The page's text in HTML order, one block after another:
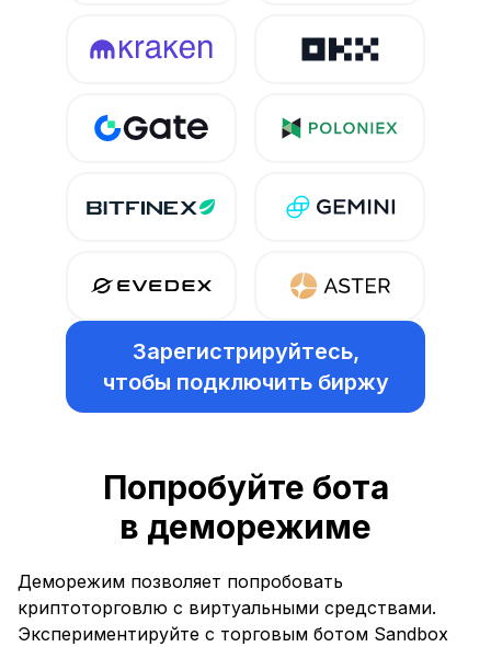
Зарегистрируйтесь,
чтобы подключить биржу
Попробуйте бота
в деморежиме
Деморежим позволяет попробовать
криптоторговлю с виртуальными средствами.
Экспериментируйте с торговым ботом Sandbox